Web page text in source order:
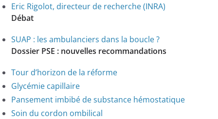
Eric Rigolot, directeur de recherche (INRA)
Débat
SUAP : les ambulanciers dans la boucle ?
Dossier PSE : nouvelles recommandations
Tour d’horizon de la réforme
Glycémie capillaire
Pansement imbibé de substance hémostatique
Soin du cordon ombilical